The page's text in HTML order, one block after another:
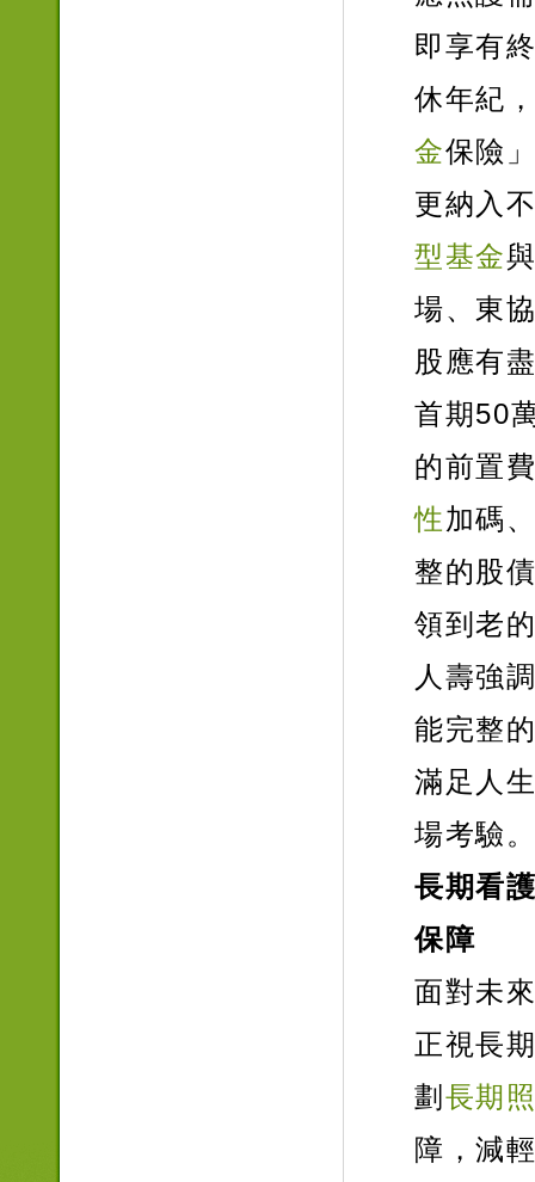
即享有
休年紀
金保險
更納入
型基金
場、東
股應有
首期50
的前置
性加碼
整的股
領到老
人壽強
能完整
滿足人
場考驗
長期看
保障
面對未
正視長
劃 長期
障，減